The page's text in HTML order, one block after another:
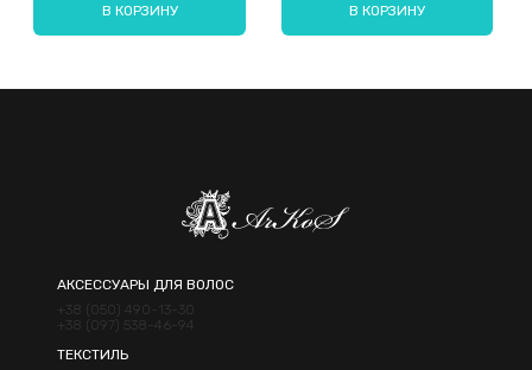
В КОРЗИНУ В КОРЗИНУ
АКСЕССУАРЫ ДЛЯ ВОЛОС
+38 (050) 490-13-30
+38 (097) 538-46-94
ТЕКСТИЛЬ